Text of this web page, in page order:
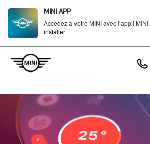
MINI APP
Accédez à votre MINI avec l’appli MINI.
installer